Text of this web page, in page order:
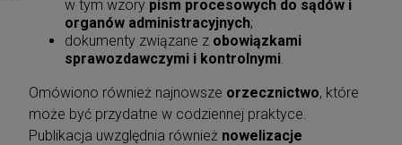
w tym wzory pism procesowych do sądów i
organów administracyjnych;
dokumenty związane z obowiązkami
sprawozdawczymi i kontrolnymi.
Omówiono również najnowsze orzecznictwo, które
może być przydatne w codziennej praktyce.
Publikacja uwzględnia również nowelizacje